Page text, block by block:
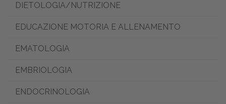
DIETOLOGIA/NUTRIZIONE
EDUCAZIONE MOTORIA E ALLENAMENTO
EMATOLOGIA
EMBRIOLOGIA
ENDOCRINOLOGIA